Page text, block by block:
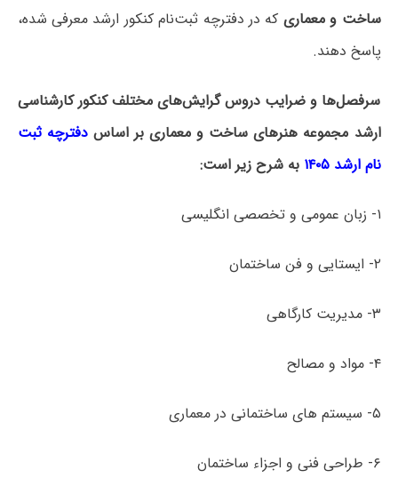
ساخت و معماری که در دفترچه‌ ثبت‌نام کنکور ارشد معرفی شده،
پاسخ دهند.
سرفصل‌ها و ضرایب دروس گرایش‌های مختلف کنکور کارشناسی
ارشد مجموعه هنرهای ساخت و معماری بر اساس دفترچه ثبت
نام ارشد ۱۴۰۵
به شرح زیر است:
۱- زبان عمومی و تخصصی انگلیسی
۲- ایستایی و فن ساختمان
۳- مدیریت کارگاهی
۴- مواد و مصالح
۵- سیستم های ساختمانی در معماری
۶- طراحی فنی و اجزاء ساختمان